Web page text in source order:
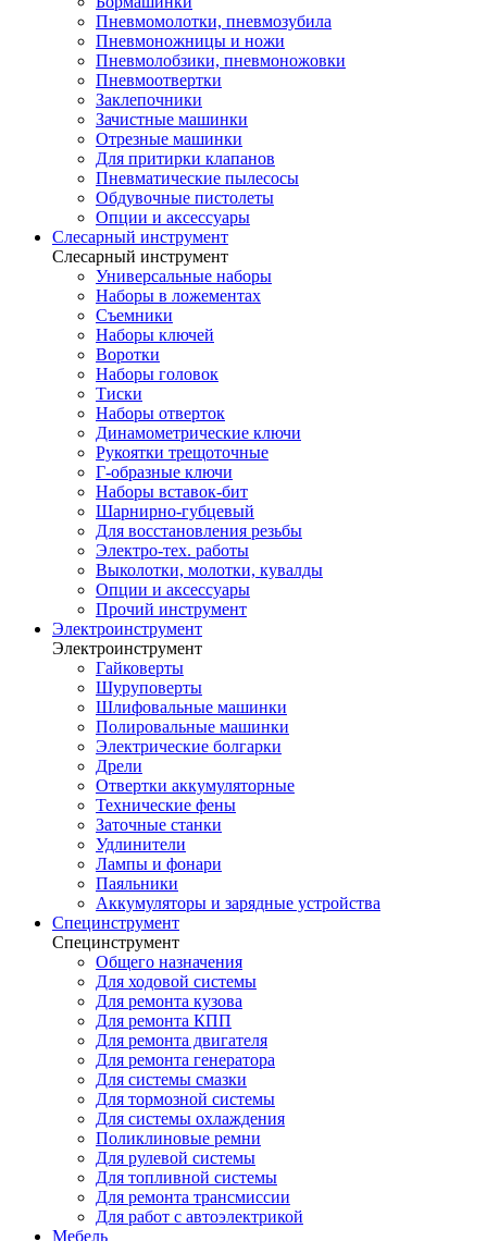
Пневмомолотки, пневмозубила
Пневмоножницы и ножи
Пневмолобзики, пневмоножовки
Пневмоотвертки
Заклепочники
Зачистные машинки
Отрезные машинки
Для притирки клапанов
Пневматические пылесосы
Обдувочные пистолеты
Опции и аксессуары
Слесарный инструмент
Слесарный инструмент
Универсальные наборы
Наборы в ложементах
Съемники
Наборы ключей
Воротки
Наборы головок
Тиски
Наборы отверток
Динамометрические ключи
Рукоятки трещоточные
Г-образные ключи
Наборы вставок-бит
Шарнирно-губцевый
Для восстановления резьбы
Электро-тех. работы
Выколотки, молотки, кувалды
Опции и аксессуары
Прочий инструмент
Электроинструмент
Электроинструмент
Гайковерты
Шуруповерты
Шлифовальные машинки
Полировальные машинки
Электрические болгарки
Дрели
Отвертки аккумуляторные
Технические фены
Заточные станки
Удлинители
Лампы и фонари
Паяльники
Аккумуляторы и зарядные устройства
Специнструмент
Специнструмент
Общего назначения
Для ходовой системы
Для ремонта кузова
Для ремонта КПП
Для ремонта двигателя
Для ремонта генератора
Для системы смазки
Для тормозной системы
Для системы охлаждения
Поликлиновые ремни
Для рулевой системы
Для топливной системы
Для ремонта трансмиссии
Для работ с автоэлектрикой
Мебель